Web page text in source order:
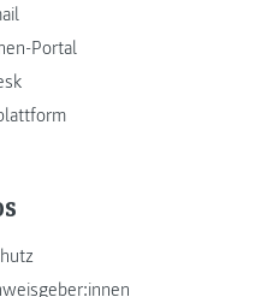
Portal